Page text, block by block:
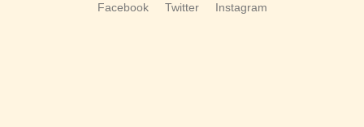
Facebook Twitter Instagram